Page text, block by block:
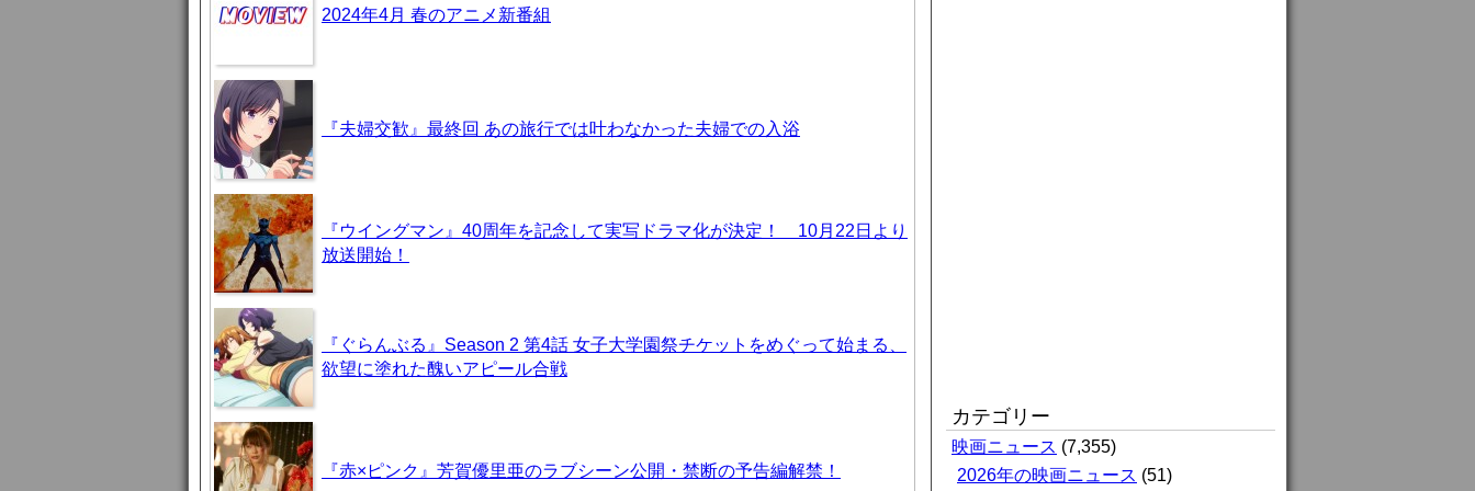
2024年4月 春のアニメ新番組
『夫婦交歓』最終回 あの旅行では叶わなかった夫婦での入浴
『ウイングマン』40周年を記念して実写ドラマ化が決定！ 10月22日より
放送開始！
『ぐらんぶる』Season 2 第4話 女子大学園祭チケットをめぐって始まる、
欲望に塗れた醜いアピール合戦
『赤×ピンク』芳賀優里亜のラブシーン公開・禁断の予告編解禁！
カテゴリー
映画ニュース (7,355)
2026年の映画ニュース (51)